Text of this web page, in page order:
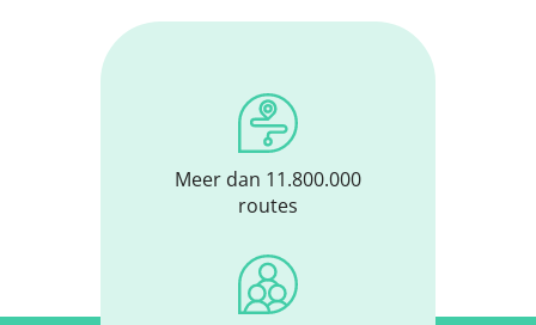
Meer dan 11.800.000
routes